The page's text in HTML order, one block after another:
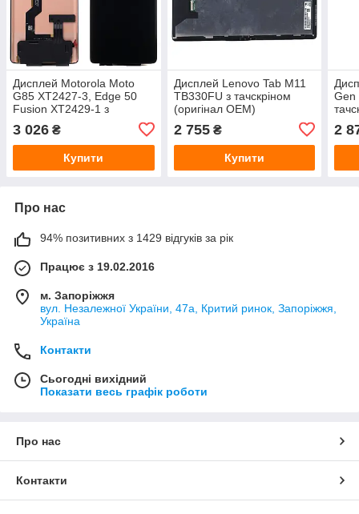
Дисплей Motorola Moto
G85 XT2427-3, Edge 50
Fusion XT2429-1 з
OEM)
3 026 ₴
Купити
Дисплей Lenovo Tab M11
TB330FU з тачскріном
(оригінал OEM)
2 755₴
Купити
Gen
2
Про нас
94% позитивних з 1429 відгуків за рік
Працює з 19.02.2016
м. Запоріжжя
вул. Незалежної України, 47а, Критий ринок, Запоріжжя,
Україна
Контакти
Сьогодні вихідний
Показати весь графік роботи
Про нас
Контакти